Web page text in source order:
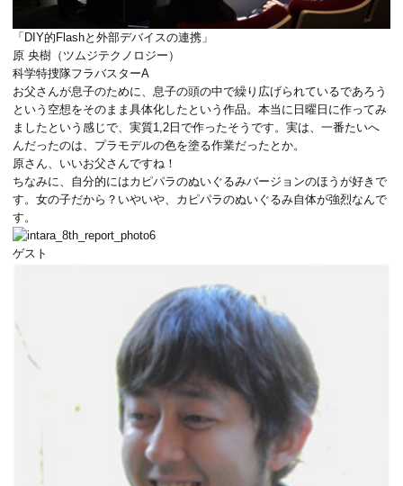
「DIY的Flashと外部デバイスの連携」
原 央樹（ツムジテクノロジー）
科学特捜隊フラバスターA
お父さんが息子のために、息子の頭の中で繰り広げられているであろう
という空想をそのまま具体化したという作品。本当に日曜日に作ってみ
ましたという感じで、実質1,2日で作ったそうです。実は、一番たいへ
んだったのは、プラモデルの色を塗る作業だったとか。
原さん、いいお父さんですね！
ちなみに、自分的にはカピパラのぬいぐるみバージョンのほうが好きで
す。女の子だから？いやいや、カピパラのぬいぐるみ自体が強烈なんで
す。
ゲスト